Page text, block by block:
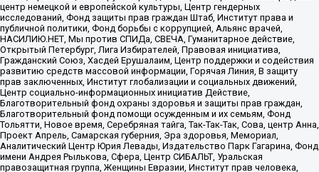
центр немецкой и европейской культуры, Центр гендерных
исследований, Фонд защиты прав граждан Штаб, Институт права и
публичной политики, Фонд борьбы с коррупцией, Альянс врачей,
НАСИЛИЮ.НЕТ, Мы против СПИДа, СВЕЧА, Гуманитарное действие,
Открытый Петербург, Лига Избирателей, Правовая инициатива,
Гражданский Союз, Хасдей Ерушалаим, Центр поддержки и содействия
развитию средств массовой информации, Горячая Линия, В защиту
прав заключенных, Институт глобализации и социальных движений,
Центр социально-информационных инициатив Действие,
Благотворительный фонд охраны здоровья и защиты прав граждан,
Благотворительный фонд помощи осужденным и их семьям, Фонд
Тольятти, Новое время, Серебряная тайга, Так-Так-Так, Сова, центр Анна,
Проект Апрель, Самарская губерния, Эра здоровья, Мемориал,
Аналитический Центр Юрия Левады, Издательство Парк Гагарина, Фонд
имени Андрея Рылькова, Сфера, Центр СИБАЛЬТ, Уральская
правозащитная группа, Женщины Евразии, Институт прав человека,